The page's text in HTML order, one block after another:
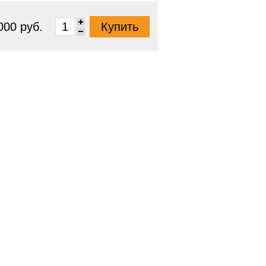
руб.